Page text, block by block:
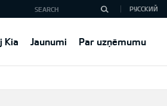
Kia Jaunumi Par uzņēmumu
РУССКИЙ